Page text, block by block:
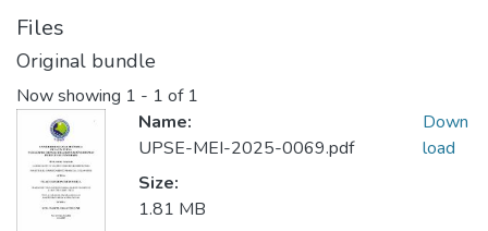
Files
Original bundle
Now showing 1 - 1 of 1
Name:
UPSE-MEI-2025-0069.pdf
Size:
1.81 MB
Down
load